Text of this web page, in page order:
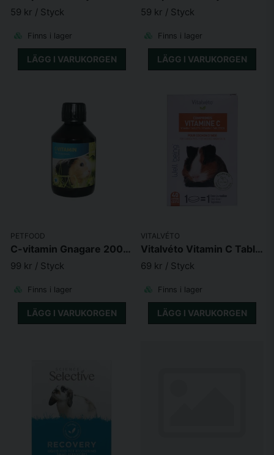
59 kr / Styck
Finns i lager
LÄGG I VARUKORGEN
59 kr / Styck
Finns i lager
LÄGG I VARUKORGEN
PETFOOD
C-vitamin Gnagare 200ml
99 kr / Styck
Finns i lager
LÄGG I VARUKORGEN
VITALVÉTO
Vitalvéto Vitamin C Tabletter Marsvin 40 tabletter
69 kr / Styck
Finns i lager
LÄGG I VARUKORGEN